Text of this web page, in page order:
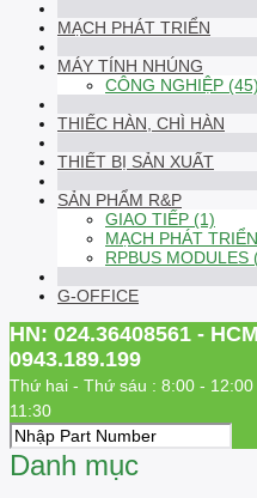
MẠCH PHÁT TRIỂN
MÁY TÍNH NHÚNG
CÔNG NGHIỆP (45)
THIẾC HÀN, CHÌ HÀN
THIẾT BỊ SẢN XUẤT
SẢN PHẨM R&P
GIAO TIẾP (1)
MẠCH PHÁT
RPBUS MODULES
G-OFFICE
HN: 024.36408561 -
0943.189.199
Thứ hai - Thứ sáu : 8:00 -
11:30
Danh mục